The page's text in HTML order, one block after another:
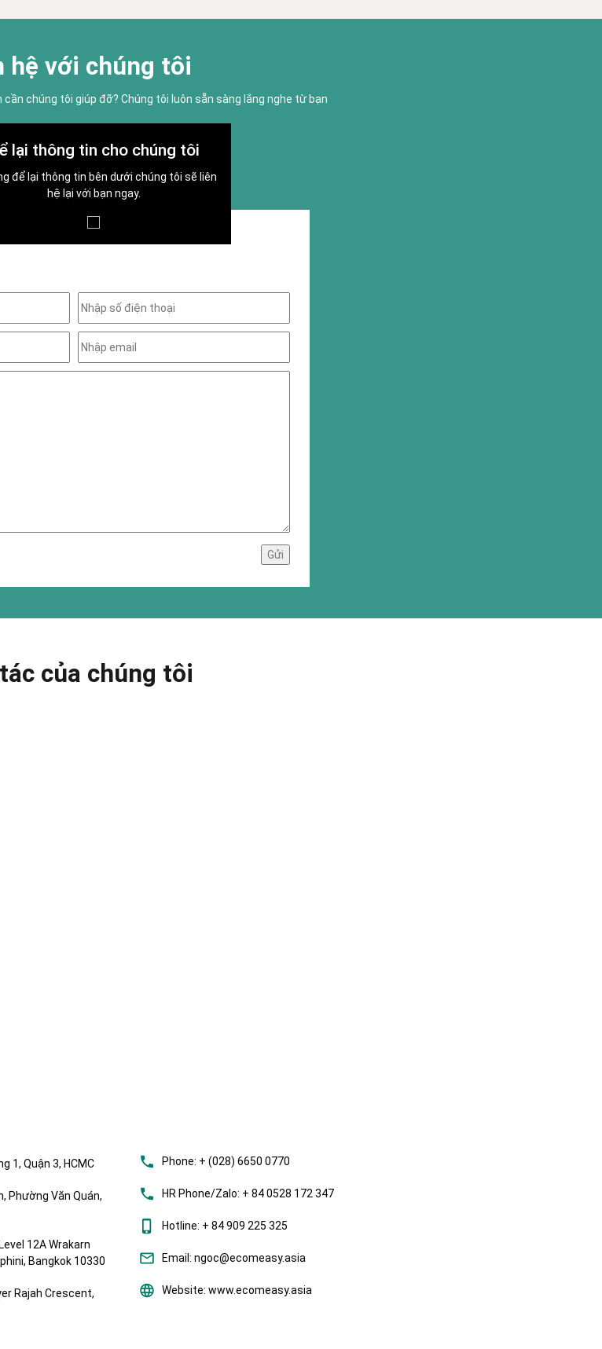
hệ với chúng tôi
cần chúng tôi giúp đỡ? Chúng tôi luôn sẵn sàng lắng nghe từ bạn
lại thông tin cho chúng tôi
để lại thông tin bên dưới chúng tôi sẽ liên
hệ lại với bạn ngay.
của chúng tôi
1, Quận 3, HCMC
Phường Văn Quán,
12A Wrakarn
Bangkok 10330
Rajah Crescent,
Phone: + (028) 6650 0770
HR Phone/Zalo: + 84 0528 172 347
Hotline: + 84 909 225 325
Email: ngoc@ecomeasy.asia
Website: www.ecomeasy.asia